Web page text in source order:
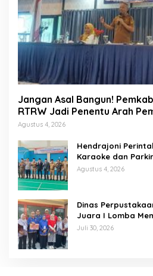
Jangan Asal Bangun!
RTRW Jadi Penentu Arah
Agustus 4, 2026
Hendrajoni
Karaoke dan
Agustus 4, 2026
Dinas
Juara I Lomba
Lamang Golek
Juli 30, 2026